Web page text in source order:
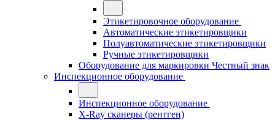
Этикетировочное оборудование
Автоматические этикетировщики
Полуавтоматические этикетировщики
Ручные этикетировщики
Оборудование для маркировки Честный знак
Инспекционное оборудование
Инспекционное оборудование
X-Ray сканеры (рентген)